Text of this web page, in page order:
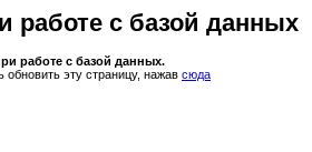
работе с базой данных
работе с базой данных.
эту страницу, нажав сюда